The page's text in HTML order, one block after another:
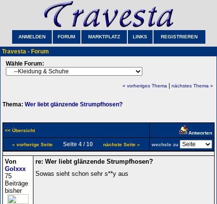
ANMELDEN FORUM MARKTPLATZ LINKS REGISTRIEREN
Travesta - Forum
Wähle Forum:
« vorheriges Thema nächstes Thema »
Thema: Wer liebt glänzende Strumpfhosen?
<< Übersicht Antworten
« vorherige Seite Seite 4 / 10 nächste Seite » wechsle zu
Von
Golxxx
75
Beiträge
bisher
re: Wer liebt glänzende Strumpfhosen?
Sowas sieht schon sehr s**y aus